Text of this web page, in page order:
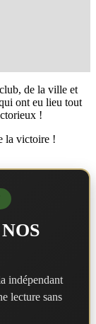
de la ville et
ont eu lieu tout
!
la victoire !
indépendant
lecture sans